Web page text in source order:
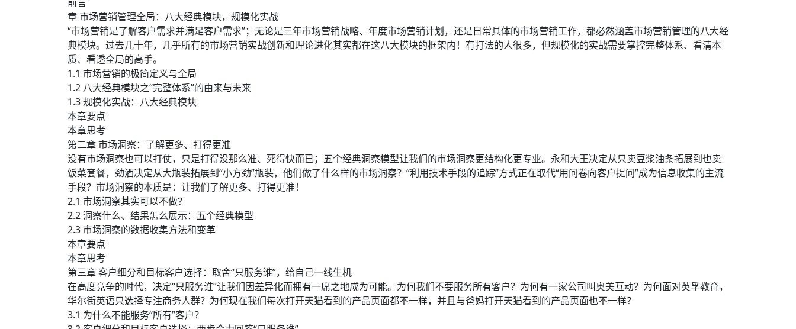
章 市场营销管理全局：八大经典模块，规模化实战
“市场营销是了解客户需求并满足客户需求”；无论是三年市场营销战略、年度市场营销计划，还是日常具体的市场营销工作，都必然涵盖市场营销管理的八大经
典模块。过去几十年，几乎所有的市场营销实战创新和理论进化其实都在这八大模块的框架内！有打法的人很多，但规模化的实战需要掌控完整体系、看清本
质、看透全局的高手。
1.1 市场营销的极简定义与全局
1.2 八大经典模块之“完整体系”的由来与未来
1.3 规模化实战：八大经典模块
本章要点
本章思考
第二章 市场洞察：了解更多、打得更准
没有市场洞察也可以打仗，只是打得没那么准、死得快而已；五个经典洞察模型让我们的市场洞察更结构化更专业。永和大王决定从只卖豆浆油条拓展到也卖
饭菜套餐，劲酒决定从大瓶装拓展到“小方劲”瓶装，他们做了什么样的市场洞察？“利用技术手段的追踪”方式正在取代“用问卷向客户提问”成为信息收集的主流
手段？市场洞察的本质是：让我们了解更多、打得更准！
2.1 市场洞察其实可以不做？
2.2 洞察什么、结果怎么展示：五个经典模型
2.3 市场洞察的数据收集方法和变革
本章要点
本章思考
第三章 客户细分和目标客户选择：取舍“只服务谁”，给自己一线生机
在高度竞争的时代，决定“只服务谁”让我们因差异化而拥有一席之地成为可能。为何我们不要服务所有客户？为何有一家公司叫奥美互动？为何面对英孚教育，
华尔街英语只选择专注商务人群？为何现在我们每次打开天猫看到的产品页面都不一样，并且与爸妈打开天猫看到的产品页面也不一样？
3.1 为什么不能服务“所有”客户？